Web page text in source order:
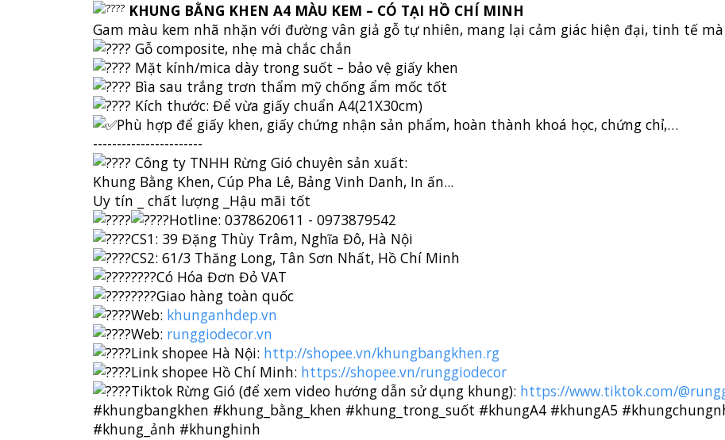
KHUNG BẰNG KHEN A4 MÀU KEM – CÓ TẠI HỒ CHÍ MINH
Gam màu kem nhã nhặn với đường vân giả gỗ tự nhiên, mang lại cảm giác hiện đại, tinh tế
Gỗ composite, nhẹ mà chắc chắn
Mặt kính/mica dày trong suốt – bảo vệ giấy khen
Bìa sau trắng trơn thẩm mỹ chống ẩm mốc tốt
Kích thước: Để vừa giấy chuẩn A4(21X30cm)
Phù hợp để giấy khen, giấy chứng nhận sản phẩm, hoàn thành khoá học, chứng chỉ,…
-----------------------
Công ty TNHH Rừng Gió chuyên sản xuất:
Khung Bằng Khen, Cúp Pha Lê, Bảng Vinh Danh, In ấn...
Uy tín _ chất lượng _Hậu mãi tốt
Hotline: 0378620611 - 0973879542
CS1: 39 Đặng Thùy Trâm, Nghĩa Đô, Hà Nội
CS2: 61/3 Thăng Long, Tân Sơn Nhất, Hồ Chí Minh
Có Hóa Đơn Đỏ VAT
Giao hàng toàn quốc
Web: khunganhdep.vn
Web: runggiodecor.vn
Link shopee Hà Nội: http://shopee.vn/khungbangkhen.rg
Link shopee Hồ Chí Minh: https://shopee.vn/runggiodecor
Tiktok Rừng Gió (để xem video hướng dẫn sử dụng khung): https://www.tiktok.com/
#khungbangkhen #khung_bằng_khen #khung_trong_suốt #khungA4 #khungA5
#khung_ảnh #khunghinh